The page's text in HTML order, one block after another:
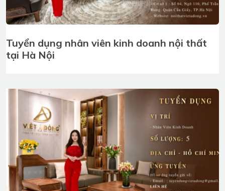
Tuyển dụng nhân viên kinh doanh nội thất
tại Hà Nội